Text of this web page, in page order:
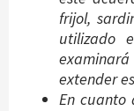
frijol,
utilizado
examinará
extender
En cuanto